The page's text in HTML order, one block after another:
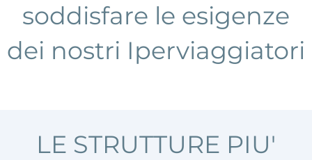
soddisfare le esigenze
dei nostri Iperviaggiatori
LE STRUTTURE PIU'